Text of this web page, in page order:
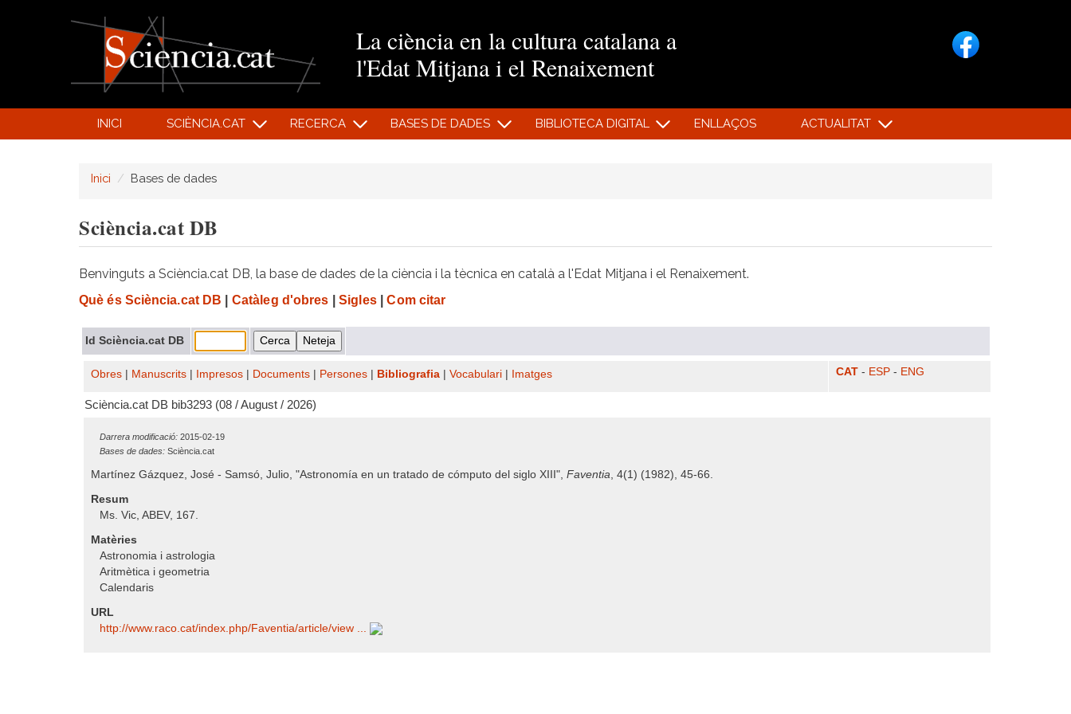
La ciència en la cultura catalana a
l'Edat Mitjana i el Renaixement
INICI SCIÈNCIA.CAT RECERCA BASES DE DADES BIBLIOTECA DIGITAL ENLLAÇOS ACTUALITAT
Inici Bases de dades
Sciència.cat DB
Benvinguts a Sciència.cat DB, la base de dades de la ciència i la tècnica en català a l'Edat Mitjana i el Renaixement.
Què és Sciència.cat DB Catàleg d'obres Sigles| Com citar
Id Sciència.cat DB
Obres Manuscrits Impresos Documents Persones Bibliografia Vocabulari Imatges CAT - ESP - ENG
Sciència.cat DB bib3293 (08 / August / 2026)
Darrera modificació: 2015-02-19
Bases de dades: Sciència.cat
Martínez Gázquez, José - Samsó, Julio, "Astronomía en un tratado de cómputo del siglo XIII", Faventia, 4(1) (1982), 45-66.
Resum
Ms. Vic, ABEV, 167.
Matèries
Astronomia i astrologia
Aritmètica i geometria
Calendaris
URL
http:/​/​www.raco.cat/​index.php/​Faventia/​article/​view ...